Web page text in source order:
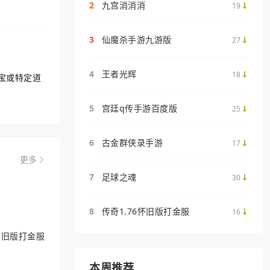
或特定道
更多
版打金服
2 九宫消消消 19
3 仙魔杀手游九游版 27
4 王者光辉 18
5 宫廷q传手游百度版 25
6 古金群侠录手游 17
7 足球之魂 30
8 传奇1.76怀旧版打金服 16